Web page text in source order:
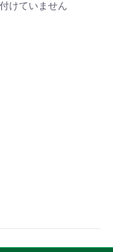
けていません